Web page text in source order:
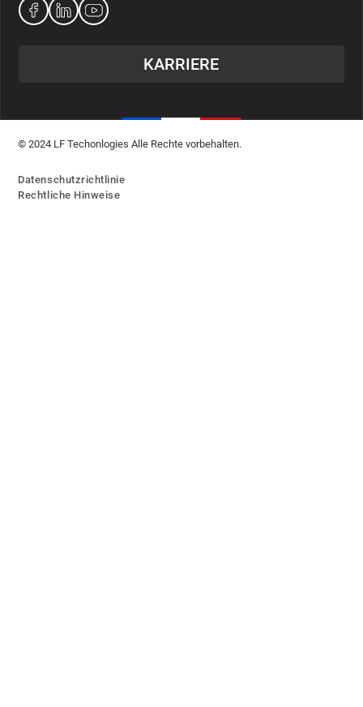
KARRIERE
© 2024 LF Techonlogies Alle Rechte vorbehalten.
Datenschutzrichtlinie
Rechtliche Hinweise